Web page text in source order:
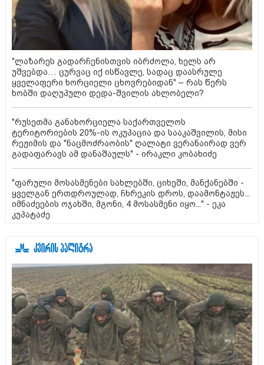
"ლაზარეს გადარჩენისთვის იბრძოლა, ხელს არ
უშვებდა… ცურვაც იქ ისწავლე, სადაც დაასრულე
ყველაფერი ხორციელი ცხოვრებიდან" – რას წერს
ხობში დაღუპული დედა-შვილის ახლობელი?
"რუსეთმა განახორციელა საქართველოს
ტერიტორიების 20%-ის ოკუპაცია და სააკაშვილის, მისი
რეჟიმის და "ნაცმოძრაობის" ღალატი ვერანაირად ვერ
გადაფარავს ამ დანაშაულს" - ირაკლი კობახიძე
"ფარული მოსასმენები სახლებში, ციხეში, მანქანებში -
ყველგან ერთდროულად, ჩხრეკის დროს, დაამონტაჟეს...
იმნაძეების ოჯახში, მგონი, 4 მოსასმენი იყო..." - ეკა
კუპატაძე